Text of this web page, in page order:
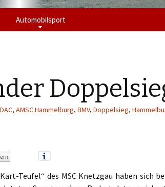
Automobilsport
, AMSC Hammelburg, BMV, Doppelsieg,
Teufel“ des MSC Knetzgau haben sich